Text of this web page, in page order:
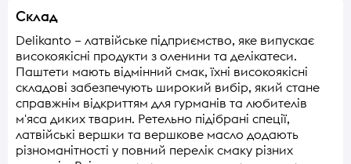
Склад
Delikanto – латвійське підприємство, яке випускає
високоякісні продукти з оленини та делікатеси.
Паштети мають відмінний смак, їхні високоякісні
складові забезпечують широкий вибір, який стане
справжнім відкриттям для гурманів та любителів
м'яса диких тварин. Ретельно підібрані спеції,
латвійські вершки та вершкове масло додають
різноманітності у повний перелік смаку різних